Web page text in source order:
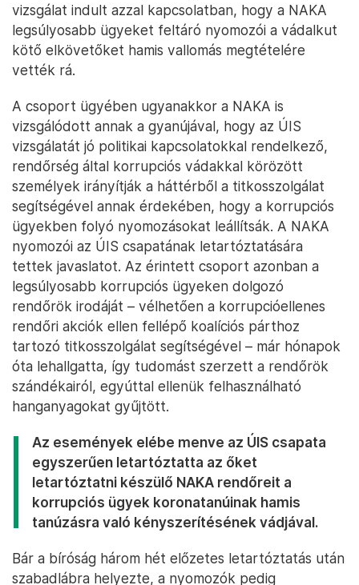
vizsgálat indult azzal kapcsolatban, hogy a NAKA
legsúlyosabb ügyeket feltáró nyomozói a vádalkut
kötő elkövetőket hamis vallomás megtételére
vették rá.
A csoport ügyében ugyanakkor a NAKA is
vizsgálódott annak a gyanújával, hogy az ÚIS
vizsgálatát jó politikai kapcsolatokkal rendelkező,
rendőrség által korrupciós vádakkal körözött
személyek irányítják a háttérből a titkosszolgálat
segítségével annak érdekében, hogy a korrupciós
ügyekben folyó nyomozásokat leállítsák. A NAKA
nyomozói az ÚIS csapatának letartóztatására
tettek javaslatot. Az érintett csoport azonban a
legsúlyosabb korrupciós ügyeken dolgozó
rendőrök irodáját – vélhetően a korrupcióellenes
rendőri akciók ellen fellépő koalíciós párthoz
tartozó titkosszolgálat segítségével – már hónapok
óta lehallgatta, így tudomást szerzett a rendőrök
szándékairól, egyúttal ellenük felhasználható
hanganyagokat gyűjtött.
Az események elébe menve az ÚIS csapata
egyszerűen letartóztatta az őket
letartóztatni készülő NAKA rendőreit a
korrupciós ügyek koronatanúinak hamis
tanúzásra való kényszerítésének vádjával.
Bár a bíróság három hét előzetes letartóztatás után
szabadlábra helyezte, a nyomozók pedig